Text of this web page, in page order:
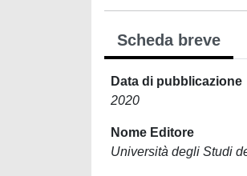
Scheda breve
Data di pubblicazione
2020
Nome Editore
Università degli Studi